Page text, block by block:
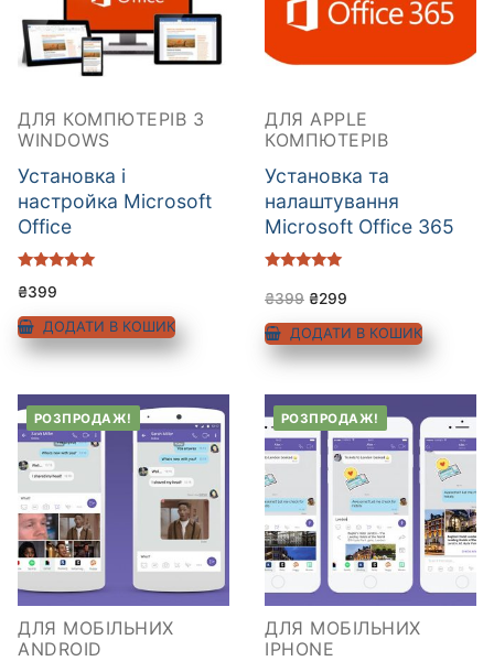
ДЛЯ КОМПЮТЕРІВ З
WINDOWS
Установка і
настройка Microsoft
Office
5.00
₴399
ДОДАТИ В КОШИК
ДЛЯ APPLE
КОМПЮТЕРІВ
Установка та
налаштування
Microsoft Office 365
5.00
₴399 ₴299
ДОДАТИ В КОШИК
РОЗПРОДАЖ!
ДЛЯ МОБІЛЬНИХ
ANDROID
РОЗПРОДАЖ!
ДЛЯ МОБІЛЬНИХ
IPHONE